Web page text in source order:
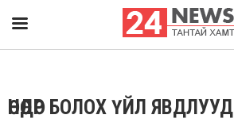
ӨНӨӨДӨР БОЛОХ ҮЙЛ ЯВДЛУУД